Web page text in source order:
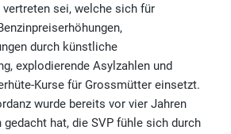
sei, welche sich für
durch künstliche
explodierende Asylzahlen und
Kurse für Grossmütter einsetzt.
wurde bereits vor vier Jahren
hat, die SVP fühle sich durch